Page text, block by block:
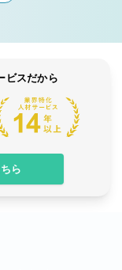
ビスだから
ら